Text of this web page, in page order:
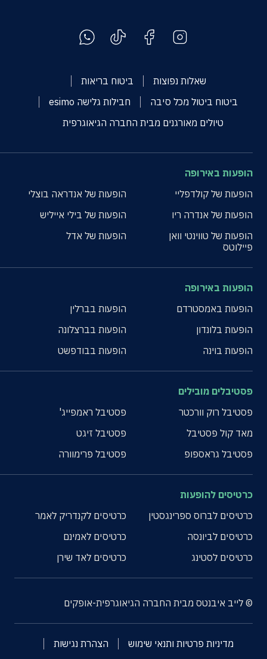
שאלות נפוצות
ביטוח בריאות
ביטוח ביטול מכל סיבה
חבילות גלישה esimo
טיולים מאורגנים מבית החברה הגיאוגרפית
הופעות באירופה
הופעות של קולדפליי
הופעות של אנדראה בוצלי
הופעות של אנדרה ריו
הופעות של בילי אייליש
הופעות של טווינטי וואן
פיילוטס
הופעות של אדל
הופעות באירופה
הופעות באמסטרדם
הופעות בברלין
הופעות בלונדון
הופעות בברצלונה
הופעות בוינה
הופעות בבודפשט
פסטיבלים מובילים
פסטיבל רוק וורכטר
פסטיבל ראמפייג'
מאד קול פסטיבל
פסטיבל זיגט
פסטיבל גראספופ
פסטיבל פרימוורה
כרטיסים להופעות
כרטיסים לברוס ספרינגסטין
כרטיסים לקנדריק לאמר
כרטיסים לביונסה
כרטיסים לאמינם
כרטיסים לסטינג
כרטיסים לאד שירן
© לייב איבנטס מבית החברה הגיאוגרפית-אופקים
מדיניות פרטיות ותנאי שימוש
הצהרת נגישות